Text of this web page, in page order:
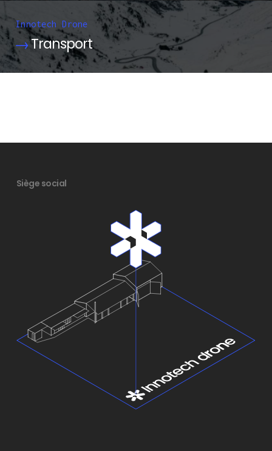
Innotech Drone
Transport
Siège social